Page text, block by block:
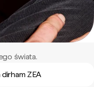
świata.
ZEA